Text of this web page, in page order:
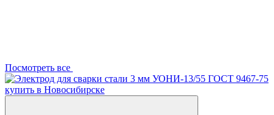
Посмотреть все